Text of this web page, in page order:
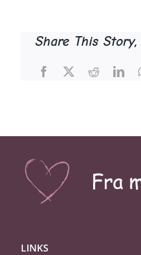
Share This
Facebook
X Reddit
LINKS